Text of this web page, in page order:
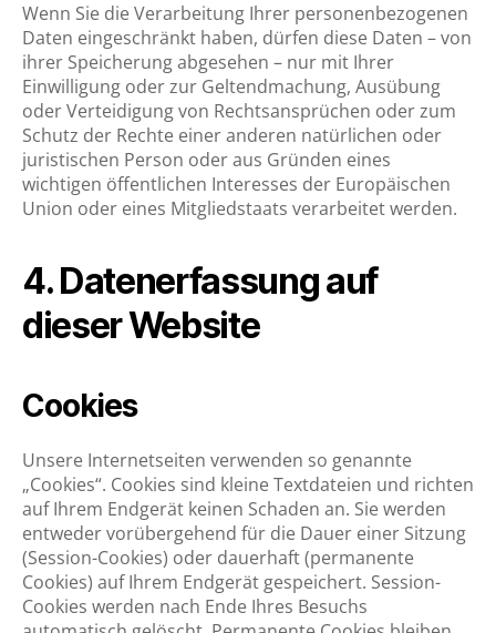
Wenn Sie die Verarbeitung Ihrer personenbezogenen
Daten eingeschränkt haben, dürfen diese Daten – von
ihrer Speicherung abgesehen – nur mit Ihrer
Einwilligung oder zur Geltendmachung, Ausübung
oder Verteidigung von Rechtsansprüchen oder zum
Schutz der Rechte einer anderen natürlichen oder
juristischen Person oder aus Gründen eines
wichtigen öffentlichen Interesses der Europäischen
Union oder eines Mitgliedstaats verarbeitet werden.
4. Datenerfassung auf
dieser Website
Cookies
Unsere Internetseiten verwenden so genannte
„Cookies“. Cookies sind kleine Textdateien und richten
auf Ihrem Endgerät keinen Schaden an. Sie werden
entweder vorübergehend für die Dauer einer Sitzung
(Session-Cookies) oder dauerhaft (permanente
Cookies) auf Ihrem Endgerät gespeichert. Session-
Cookies werden nach Ende Ihres Besuchs